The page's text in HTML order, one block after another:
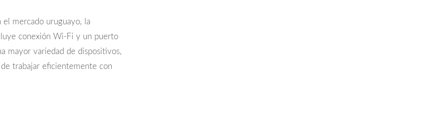
mercado uruguayo, la
conexión Wi-Fi y un puerto
mayor variedad de dispositivos,
trabajar eficientemente con